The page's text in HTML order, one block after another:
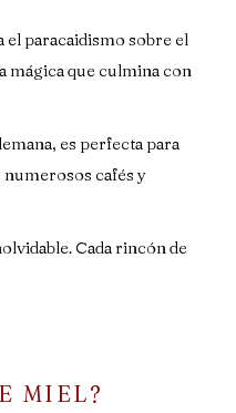
el paracaidismo sobre el
mágica que culmina con
es perfecta para
numerosos cafés y
Cada rincón de
MIEL?